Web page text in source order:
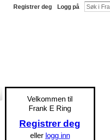
Registrer deg Logg på
Velkommen til
Frank E Ring
Registrer deg
eller logg inn